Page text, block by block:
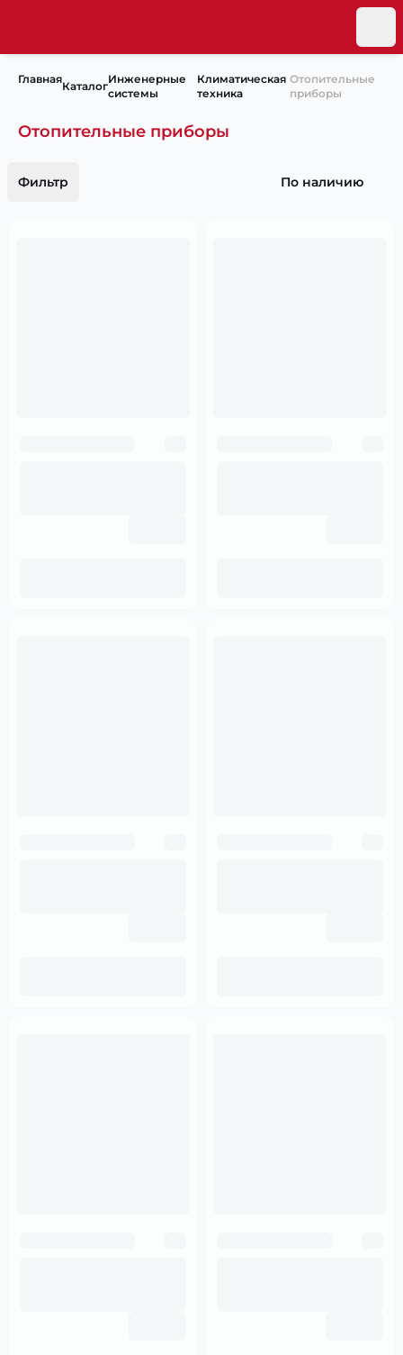
Главная
Каталог
Инженерные
системы
Климатическая
техника
Отопительные
приборы
Отопительные приборы
Фильтр По наличию